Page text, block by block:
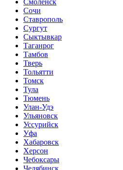
Смоленск
Сочи
Ставрополь
Сургут
Сыктывкар
Таганрог
Тамбов
Тверь
Тольятти
Томск
Тула
Тюмень
Улан-Удэ
Ульяновск
Уссурийск
Уфа
Хабаровск
Херсон
Чебоксары